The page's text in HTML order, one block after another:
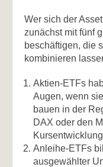
Wer sich der
zunächst mit fünf
beschäftigen, die
kombinieren
Aktien-ETFs
Augen, wenn
bauen in der
DAX oder den
Anleihe-ETFs
ausgewählter